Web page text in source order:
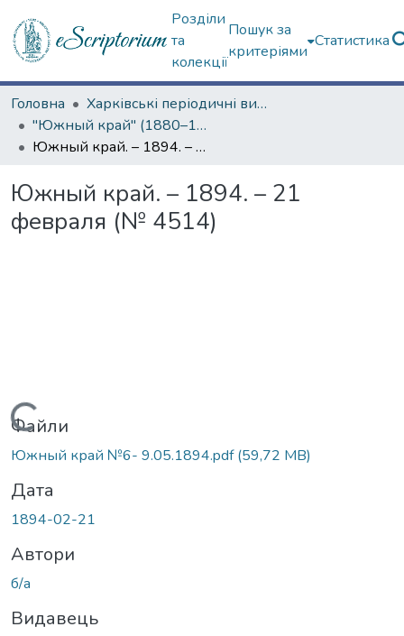
Розділи
та
колекції
Пошук за
критеріями
Статистика
Головна
Харківські періодичні видання
"Южный край" (1880–1919 гг.)
Южный край. – 1894. – 21 февраля (№ 4514)
Южный край. – 1894. – 21
февраля (№ 4514)
Вантажиться...
Файли
Южный край №6- 9.05.1894.pdf(59,72 MB)
Дата
1894-02-21
Автори
б/а
Видавець